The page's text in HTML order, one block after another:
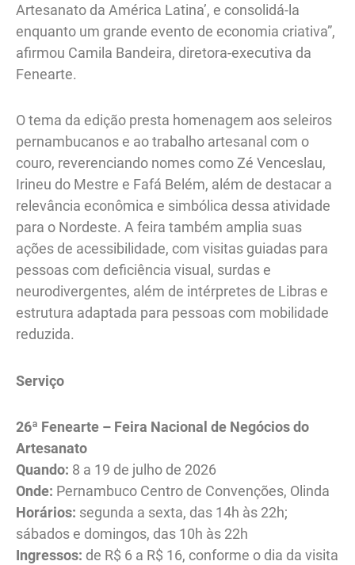
Artesanato da América Latina’, e consolidá-la
enquanto um grande evento de economia criativa”,
afirmou Camila Bandeira, diretora-executiva da
Fenearte.
O tema da edição presta homenagem aos seleiros
pernambucanos e ao trabalho artesanal com o
couro, reverenciando nomes como Zé Venceslau,
Irineu do Mestre e Fafá Belém, além de destacar a
relevância econômica e simbólica dessa atividade
para o Nordeste. A feira também amplia suas
ações de acessibilidade, com visitas guiadas para
pessoas com deficiência visual, surdas e
neurodivergentes, além de intérpretes de Libras e
estrutura adaptada para pessoas com mobilidade
reduzida.
Serviço
26ª Fenearte – Feira Nacional de Negócios do
Artesanato
Quando: 8 a 19 de julho de 2026
Onde: Pernambuco Centro de Convenções, Olinda
Horários: segunda a sexta, das 14h às 22h;
sábados e domingos, das 10h às 22h
Ingressos: de R$ 6 a R$ 16, conforme o dia da visita